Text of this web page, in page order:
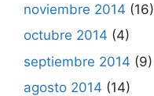
noviembre 2014 (16)
octubre 2014 (4)
septiembre 2014 (9)
agosto 2014 (14)